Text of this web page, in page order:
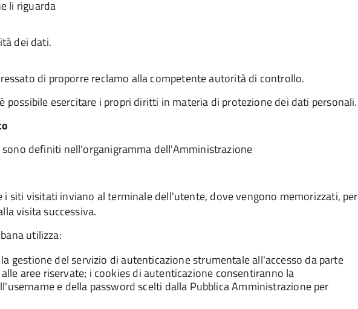
li riguarda
dei dati.
di proporre reclamo alla competente autorità di controllo.
possibile esercitare i propri diritti in materia di protezione dei dati personali.
definiti nell'organigramma dell'Amministrazione
i siti visitati inviano al terminale dell'utente, dove vengono memorizzati, per
visita successiva.
utilizza:
gestione del servizio di autenticazione strumentale all'accesso da parte
aree riservate; i cookies di autenticazione consentiranno la
e della password scelti dalla Pubblica Amministrazione per